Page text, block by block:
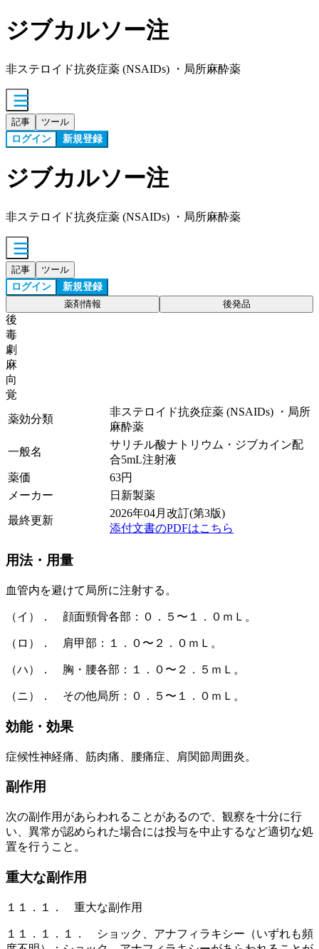
ジブカルソー注
非ステロイド抗炎症薬 (NSAIDs) ・局所麻酔薬
記事 ツール
ログイン 新規登録
ジブカルソー注
非ステロイド抗炎症薬 (NSAIDs) ・局所麻酔薬
記事 ツール
ログイン 新規登録
薬剤情報 後発品
後
毒
劇
麻
向
覚
薬効分類
非ステロイド抗炎症薬 (NSAIDs) ・局所
麻酔薬
一般名
サリチル酸ナトリウム・ジブカイン配
合5mL注射液
薬価
63円
メーカー
日新製薬
最終更新
2026年04月改訂(第3版)
添付文書のPDFはこちら
用法・用量
血管内を避けて局所に注射する。
（イ）． 顔面頸骨各部：０．５〜１．０ｍＬ。
（ロ）． 肩甲部：１．０〜２．０ｍＬ。
（ハ）． 胸・腰各部：１．０〜２．５ｍＬ。
（ニ）． その他局所：０．５〜１．０ｍＬ。
効能・効果
症候性神経痛、筋肉痛、腰痛症、肩関節周囲炎。
副作用
次の副作用があらわれることがあるので、観察を十分に行
い、異常が認められた場合には投与を中止するなど適切な処
置を行うこと。
重大な副作用
１１．１． 重大な副作用
１１．１．１． ショック、アナフィラキシー（いずれも頻